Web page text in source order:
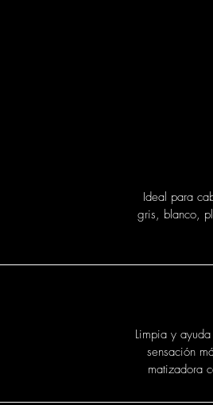
Ideal para
gris, blanco,
Limpia y
sensación
matizadora